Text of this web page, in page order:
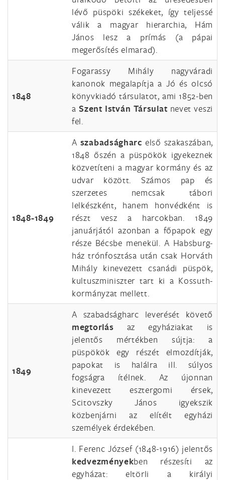
lévő püspöki székeket, így teljessé
válik a magyar hierarchia, Hám
János lesz a prímás (a pápai
megerősítés elmarad).
1848
Fogarassy Mihály nagyváradi
kanonok megalapítja a Jó és olcsó
könyvkiadó társulatot, ami 1852-ben
aSzent István Társulat nevet veszi
fel.
1848-1849
A szabadságharc első szakaszában,
1848 őszén a püspökök igyekeznek
közvetíteni a magyar kormány és az
udvar között. Számos pap és
szerzetes nemcsak tábori
lelkészként, hanem honvédként is
részt vesz a harcokban. 1849
januárjától azonban a főpapok egy
része Bécsbe menekül. A Habsburg-
ház trónfosztása után csak Horváth
Mihály kinevezett csanádi püspök,
kultuszminiszter tart ki a Kossuth-
kormányzat mellett.
1849
A szabadságharc leverését követő
megtorlás az egyháziakat is
jelentős mértékben sújtja: a
püspökök egy részét elmozdítják,
papokat is halálra ill. súlyos
fogságra ítélnek. Az újonnan
kinevezett esztergomi érsek,
Scitovszky János igyekszik
közbenjárni az elítélt egyházi
személyek érdekében.
I. Ferenc József (1848-1916) jelentős
kedvezményekben részesíti az
egyházat: eltörli a királyi